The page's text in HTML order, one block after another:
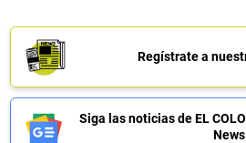
Regístrate a
Siga las noticias de EL
News